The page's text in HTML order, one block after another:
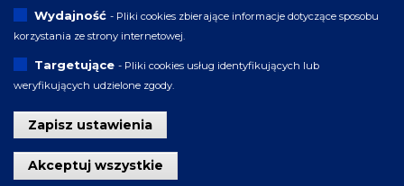
Wydajność - Pliki cookies zbierające informacje dotyczące sposobu
korzystania ze strony internetowej.
Targetujące - Pliki cookies usług identyfikujących lub
weryfikujących udzielone zgody.
Zapisz ustawienia
Akceptuj wszystkie